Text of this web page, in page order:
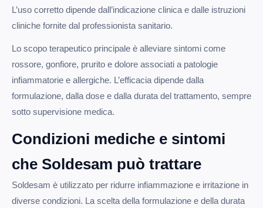
L’uso corretto dipende dall’indicazione clinica e dalle istruzioni
cliniche fornite dal professionista sanitario.
Lo scopo terapeutico principale è alleviare sintomi come
rossore, gonfiore, prurito e dolore associati a patologie
infiammatorie e allergiche. L’efficacia dipende dalla
formulazione, dalla dose e dalla durata del trattamento, sempre
sotto supervisione medica.
Condizioni mediche e sintomi
che Soldesam può trattare
Soldesam è utilizzato per ridurre infiammazione e irritazione in
diverse condizioni. La scelta della formulazione e della durata